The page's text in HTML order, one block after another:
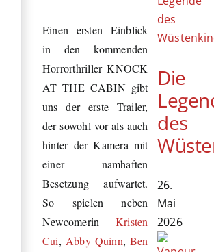
Einen ersten Einblick
in den kommenden
Horrorthriller KNOCK
AT THE CABIN gibt
uns der erste Trailer,
der sowohl vor als auch
hinter der Kamera mit
einer namhaften
Besetzung aufwartet.
So spielen neben
Newcomerin Kristen
Cui, Abby Quinn, Ben
Die
des
26.
Mai
2026